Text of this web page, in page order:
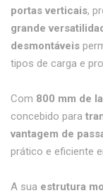
portas verticais,
grande
desmontáveis
tipos de carga e
Com 800 mm de
concebido para
vantagem de
prático e eficiente
A sua estrutura